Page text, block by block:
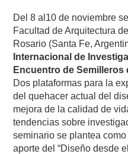
Del 8 al10 de noviembre
Facultad de Arquitectura
Rosario (Santa Fe,
Internacional de
Encuentro de
Dos plataformas para la
del quehacer actual del
mejora de la calidad de
tendencias sobre
seminario se plantea
aporte del “Diseño desde